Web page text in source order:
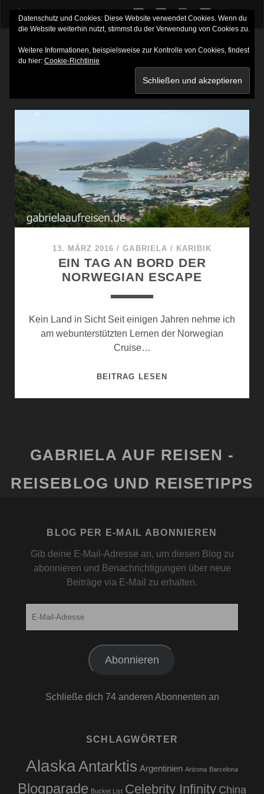
twitterfacebookinstagram
youtube
13. MÄRZ 2016 /GABRIELA / KARIBIK
EIN TAG AN BORD DER
NORWEGIAN ESCAPE
Kein Land in Sicht Seit einigen Jahren nehme ich
am webunterstützten Lernen der Norwegian
Cruise…
BEITRAG LESENEIN
ESCAPE
GABRIELA AUF REISEN -
REISEBLOG UND REISETIPPS
BLOG PER E-MAIL ABONNIEREN
Gib deine E-Mail-Adresse an, um diesen Blog zu
abonnieren und Benachrichtigungen über neue
Beiträge via E-Mail zu erhalten.
Abonnieren
Schließe dich 74 anderen Abonnenten an
SCHLAGWÖRTER
AlaskaAntarktis Argentinien Arizona Barcelona
Blogparade Bucket List Celebrity Infinity China
Datenschutz und Cookies: Diese Website verwendet Cookies. Wenn du
die Website weiterhin nutzt, stimmst du der Verwendung von Cookies zu.
Weitere Informationen, beispielsweise zur Kontrolle von Cookies, findest
du hier: Cookie-Richtlinie